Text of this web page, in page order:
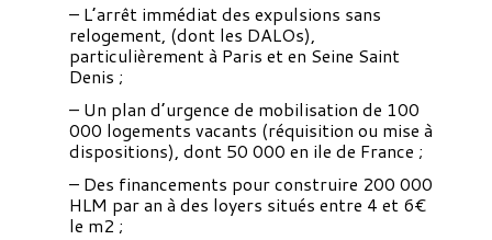
– L’arrêt immédiat des expulsions sans
relogement, (dont les DALOs),
particulièrement à Paris et en Seine Saint
Denis ;
– Un plan d’urgence de mobilisation de 100
000 logements vacants (réquisition ou mise à
dispositions), dont 50 000 en ile de France ;
– Des financements pour construire 200 000
HLM par an à des loyers situés entre 4 et 6€
le m2 ;